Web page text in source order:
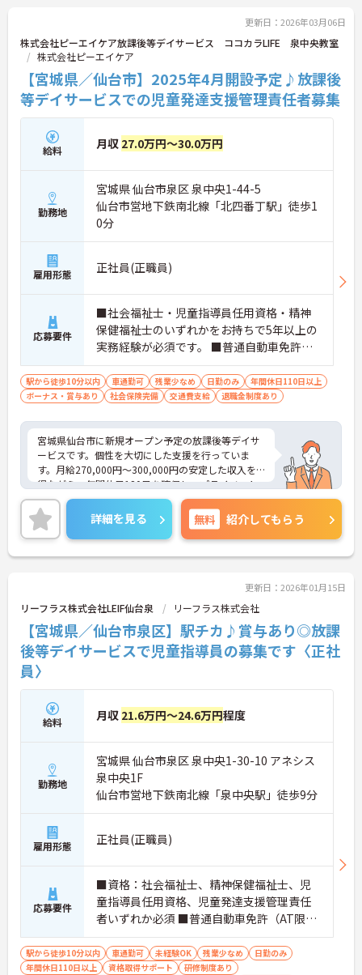
更新日：2026年03月06日
株式会社ピーエイケア放課後等デイサービス ココカラLIFE 泉中央教室
株式会社ピーエイケア
【宮城県／仙台市】2025年4月開設予定♪放課後
等デイサービスでの児童発達支援管理責任者募集
給料 月収 27.0万円～30.0万円
勤務地
宮城県 仙台市泉区 泉中央1-44-5
仙台市営地下鉄南北線「北四番丁駅」徒歩1
0分
雇用形態 正社員(正職員)
応募要件
■社会福祉士・児童指導員任用資格・精神
保健福祉士のいずれかをお持ちで5年以上の
実務経験が必須です。 ■普通自動車免許必
須（ＡＴ限定可）
駅から徒歩10分以内 車通勤可 残業少なめ 日勤のみ
年間休日110日以上
ボーナス・賞与あり
社会保険完備 交通費支給 退職金制度あり
宮城県仙台市に新規オープン予定の放課後等デイサ
ービスです。個性を大切にした支援を行っていま
す。月給270,000円～300,000円の安定した収入を
得ながら、年間休日120日を確保し、プライベート
も充実させることができます。職場はアットホーム
な雰囲気で、スタッフ同士のコミュニケーションも
活発です。責任感を持ち、スタッフの指導や施設運
営に強い志を持つ方に最適な職場です。ご興味のあ
る方には、面接対策ポイントなど、さらに詳細をお
詳細を見る 無料 紹介してもらう
更新日：2026年01月15日
リーフラス株式会社LEIF仙台泉 リーフラス株式会社
【宮城県／仙台市泉区】駅チカ♪賞与あり◎放課
後等デイサービスで児童指導員の募集です〈正社
員〉
給料 月収 21.6万円～24.6万円程度
勤務地
宮城県 仙台市泉区 泉中央1-30-10 アネシス
泉中央1F
仙台市営地下鉄南北線「泉中央駅」徒歩9分
雇用形態 正社員(正職員)
応募要件
■資格：社会福祉士、精神保健福祉士、児
童指導員任用資格、児童発達支援管理責任
者いずれか必須 ■普通自動車免許（AT限定
可） ■経験不問
駅から徒歩10分以内 車通勤可 未経験OK 残業少なめ
日勤のみ
年間休日110日以上
資格取得サポート
研修制度あり